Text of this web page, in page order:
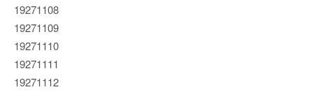
19271108
19271109
19271110
19271111
19271112